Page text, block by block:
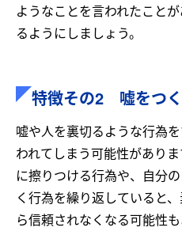
ようなことを言われたこと
るようにしましょう。
特徴その2 嘘をつ
嘘や人を裏切るような行為
われてしまう可能性があり
に擦りつける行為や、自分
く行為を繰り返していると
ら信頼されなくなる可能性も